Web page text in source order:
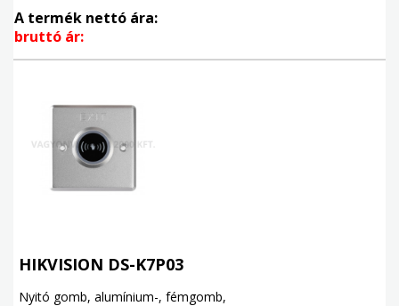
A termék nettó ára:
bruttó ár:
HIKVISION DS-K7P03
Nyitó gomb, alumínium-, fémgomb,